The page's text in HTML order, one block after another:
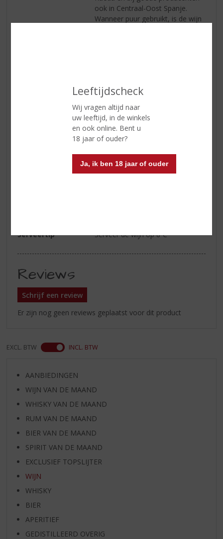
Leeftijdscheck
Wij vragen altijd naar
uw leeftijd, in de winkels
en ook online. Bent u
18 jaar of ouder?
Ja, ik ben 18 jaar of ouder
ook in Centraal-Oost Spanje.
Wanneer puur gebruikt, is de wijn
splinterend sappig, 100% Verdejo
Een helder groenachtig gele kleur.
Een elegante neus, expressief
met exotisch fruit, citrus,
grapefruit, groen gras. Minerale
kenmerkend voor het edele ras
Serveertip
Serveer de wijn op 8ºC
Reviews
Schrijf een review
Er zijn nog geen reviews geplaatst voor dit product
EXCL. BTW INCL. BTW
AANBIEDINGEN
WIJN VAN DE MAAND
WHISKY VAN DE MAAND
RUM VAN DE MAAND
BIER VAN DE MAAND
SPIRIT VAN DE MAAND
EXCLUSIEF TOPSLIJTER
WIJN
WHISKY
BIER
APERITIEF
GEDISTILLEERD OVERIG